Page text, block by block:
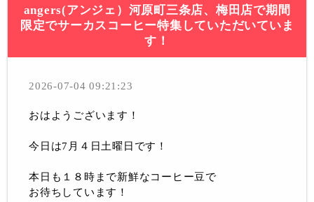
angers(アンジェ）河原町三条店、梅田店で期間
限定でサーカスコーヒー特集していただいていま
す！
2026-07-04 09:21:23
おはようございます！
今日は7月４日土曜日です！
本日も１８時まで新鮮なコーヒー豆で
お待ちしています！